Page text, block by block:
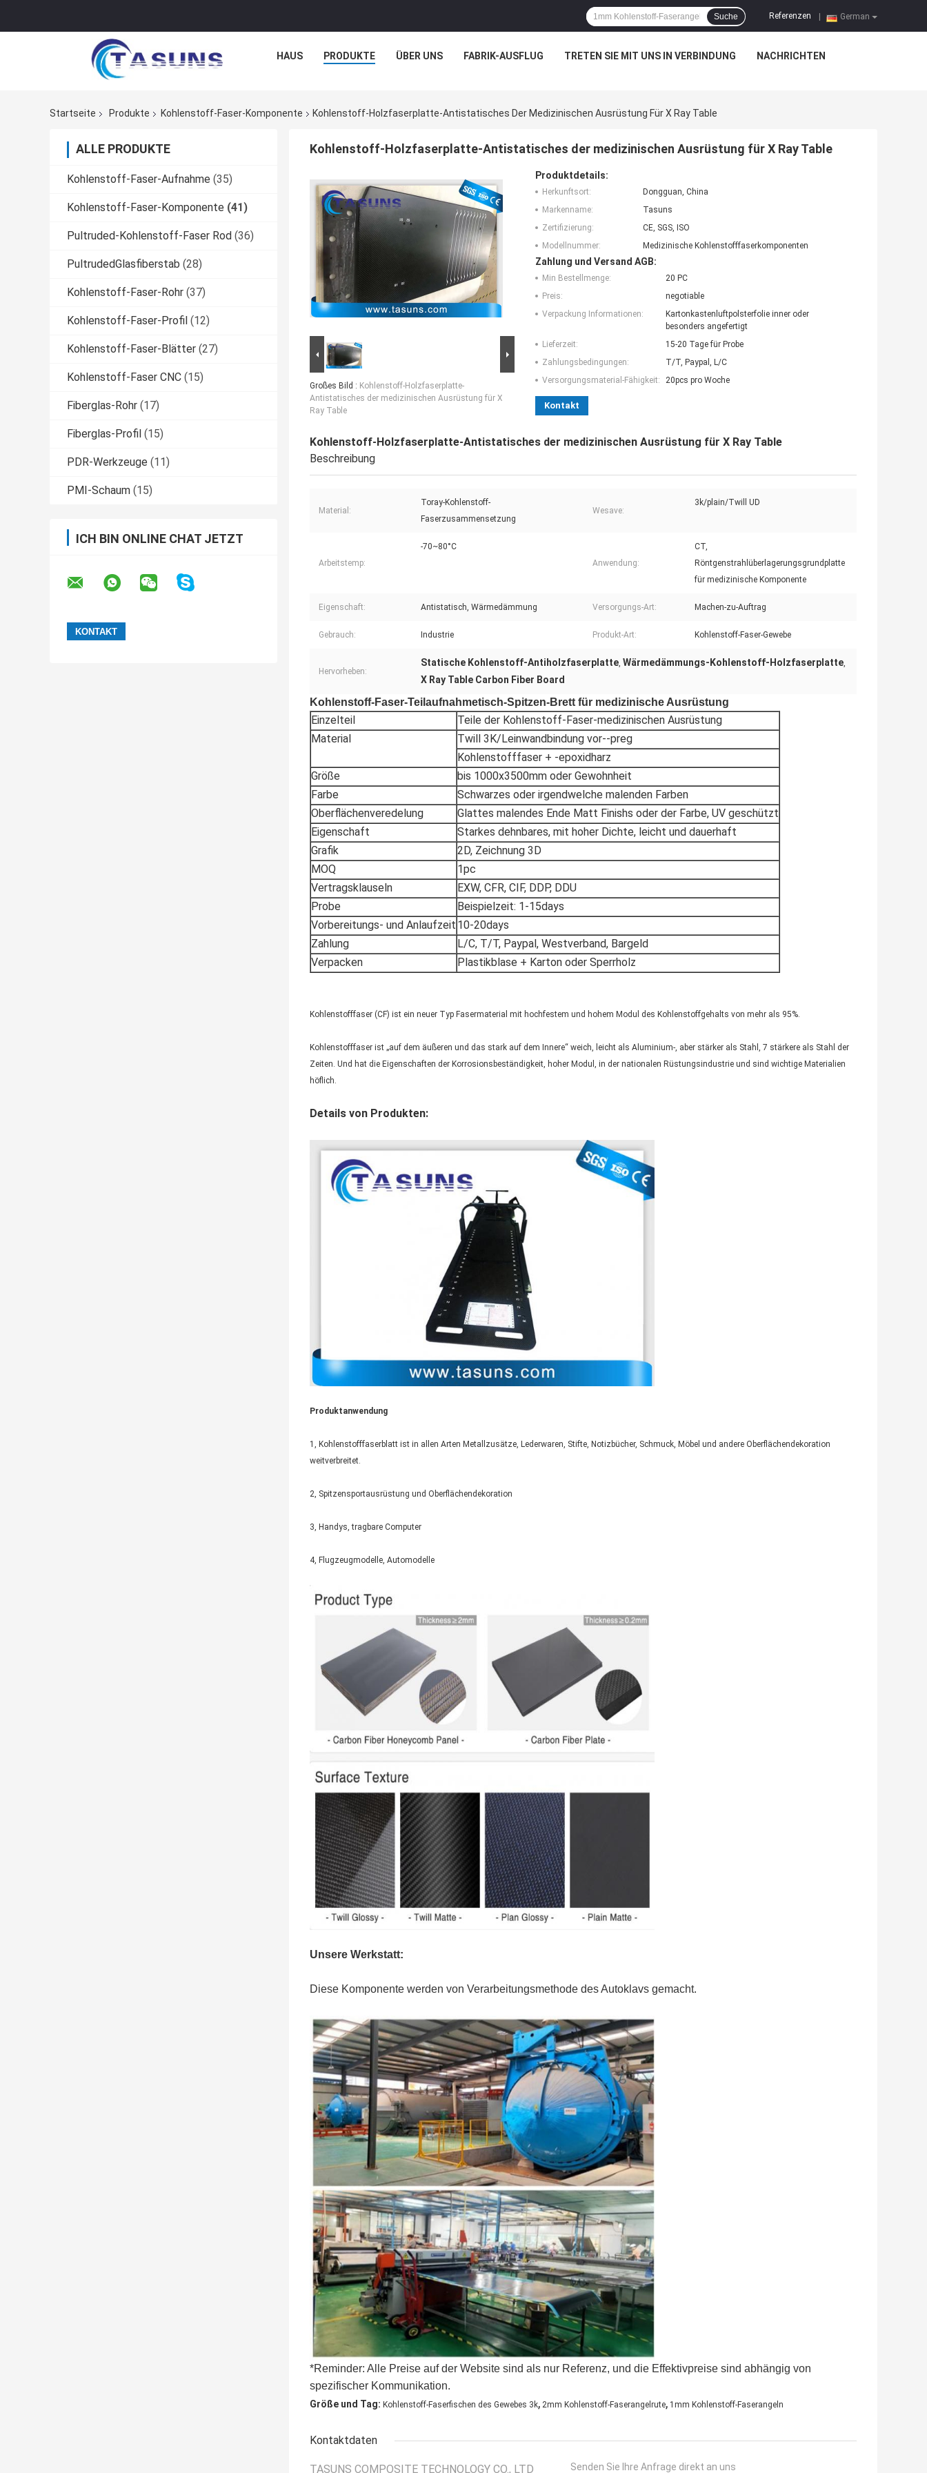
German
Referenzen
Suche
HAUS PRODUKTE ÜBER UNS FABRIK-AUSFLUG TRETEN SIE MIT UNS IN VERBINDUNG NACHRICHTEN
Startseite Produkte Kohlenstoff-Faser-Komponente Kohlenstoff-Holzfaserplatte-Antistatisches Der Medizinischen Ausrüstung Für X Ray Table
ALLE PRODUKTE
Kohlenstoff-Faser-Aufnahme (35)
Kohlenstoff-Faser-Komponente (41)
Pultruded-Kohlenstoff-Faser Rod (36)
PultrudedGlasfiberstab (28)
Kohlenstoff-Faser-Rohr (37)
Kohlenstoff-Faser-Profil (12)
Kohlenstoff-Faser-Blätter (27)
Kohlenstoff-Faser CNC (15)
Fiberglas-Rohr (17)
Fiberglas-Profil (15)
PDR-Werkzeuge (11)
PMI-Schaum (15)
ICH BIN ONLINE CHAT JETZT
Kohlenstoff-Holzfaserplatte-Antistatisches der medizinischen Ausrüstung für X Ray Table
Großes Bild : Kohlenstoff-Holzfaserplatte-
Antistatisches der medizinischen Ausrüstung für X
Ray Table
Produktdetails:
Herkunftsort:
Dongguan, China
Markenname:
Tasuns
Zertifizierung:
CE, SGS, ISO
Modellnummer:
Medizinische Kohlenstofffaserkomponenten
Zahlung und Versand AGB:
Min Bestellmenge:
20 PC
Preis:
negotiable
Verpackung Informationen:
Kartonkastenluftpolsterfolie inner oder
besonders angefertigt
Lieferzeit:
15-20 Tage für Probe
Zahlungsbedingungen:
T/T, Paypal, L/C
Versorgungsmaterial-Fähigkeit:
20pcs pro Woche
Kontakt
Kohlenstoff-Holzfaserplatte-Antistatisches der medizinischen Ausrüstung für X Ray Table
Beschreibung
Material:
Toray-Kohlenstoff-
Faserzusammensetzung
Wesave:
3k/plain/Twill UD
Arbeitstemp:
-70~80°C
Anwendung:
CT,
Röntgenstrahlüberlagerungsgrundplatte
für medizinische Komponente
Eigenschaft: Antistatisch, Wärmedämmung Versorgungs-Art: Machen-zu-Auftrag
Gebrauch: Industrie Produkt-Art: Kohlenstoff-Faser-Gewebe
Hervorheben:
Statische Kohlenstoff-Antiholzfaserplatte, Wärmedämmungs-Kohlenstoff-Holzfaserplatte,
X Ray Table Carbon Fiber Board
Kohlenstoff-Faser-Teilaufnahmetisch-Spitzen-Brett für medizinische Ausrüstung
Einzelteil
Teile der Kohlenstoff-Faser-medizinischen Ausrüstung
Material
Twill 3K/Leinwandbindung vor--preg
Kohlenstofffaser + -epoxidharz
Größe
bis 1000x3500mm oder Gewohnheit
Farbe
Schwarzes oder irgendwelche malenden Farben
Oberflächenveredelung
Glattes malendes Ende Matt Finishs oder der Farbe, UV geschützt
Eigenschaft
Starkes dehnbares, mit hoher Dichte, leicht und dauerhaft
Grafik
2D, Zeichnung 3D
MOQ
1pc
Vertragsklauseln
EXW, CFR, CIF, DDP, DDU
Probe
Beispielzeit: 1-15days
Vorbereitungs- und Anlaufzeit 10-20days
Zahlung
L/C, T/T, Paypal, Westverband, Bargeld
Verpacken
Plastikblase + Karton oder Sperrholz
Kohlenstofffaser (CF) ist ein neuer Typ Fasermaterial mit hochfestem und hohem Modul des Kohlenstoffgehalts von mehr als 95%.
Kohlenstofffaser ist „auf dem äußeren und das stark auf dem Innere“ weich, leicht als Aluminium-, aber stärker als Stahl, 7 stärkere als Stahl der
Zeiten. Und hat die Eigenschaften der Korrosionsbeständigkeit, hoher Modul, in der nationalen Rüstungsindustrie und sind wichtige Materialien
höflich.
Details von Produkten:
Produktanwendung
1, Kohlenstofffaserblatt ist in allen Arten Metallzusätze, Lederwaren, Stifte, Notizbücher, Schmuck, Möbel und andere Oberflächendekoration
weitverbreitet.
2, Spitzensportausrüstung und Oberflächendekoration
3, Handys, tragbare Computer
4, Flugzeugmodelle, Automodelle
Unsere Werkstatt:
Diese Komponente werden von Verarbeitungsmethode des Autoklavs gemacht.
*Reminder: Alle Preise auf der Website sind als nur Referenz, und die Effektivpreise sind abhängig von
spezifischer Kommunikation.
Größe und Tag: Kohlenstoff-Faserfischen des Gewebes 3k, 2mm Kohlenstoff-Faserangelrute, 1mm Kohlenstoff-Faserangeln
Kontaktdaten
TASUNS COMPOSITE TECHNOLOGY CO., LTD Senden Sie Ihre Anfrage direkt an uns